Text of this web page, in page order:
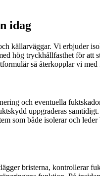
idag
källarväggar. Vi erbjuder
hög tryckhållfasthet för att
så återkopplar vi med
och eventuella
uppgraderas
som både isolerar och
bristerna, kontrollerar